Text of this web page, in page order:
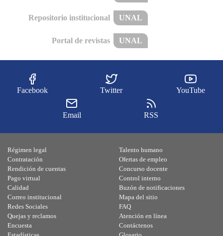
Repositorio institucional UNAL
Portal de revistas UNAL
Facebook Twitter YouTube
Email RSS
Régimen legal
Contratación
Rendición de cuentas
Pago virtual
Calidad
Talento humano
Ofertas de empleo
Concurso docente
Control interno
Buzón de notificaciones
Correo institucional
Redes Sociales
Quejas y reclamos
Encuesta
Mapa del sitio
FAQ
Atención en línea
Contáctenos